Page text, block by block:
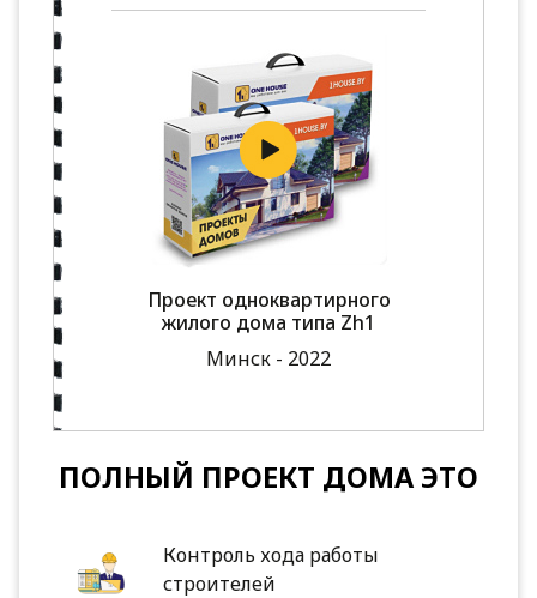
Проект одноквартирного
жилого дома типа Zh1
Минск - 2022
ПОЛНЫЙ ПРОЕКТ ДОМА ЭТО
Контроль хода работы
строителей